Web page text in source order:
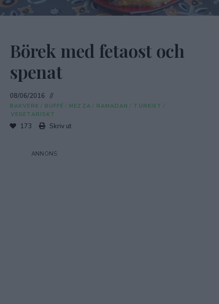
Börek med fetaost och
spenat
08/06/2016
BAKVERK / BUFFÉ / MEZZA / RAMADAN / TURKIET /
VEGETARISKT
173 Skriv ut